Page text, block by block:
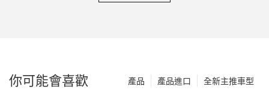
你可能會喜歡 全新主推車型
產品進口
產品